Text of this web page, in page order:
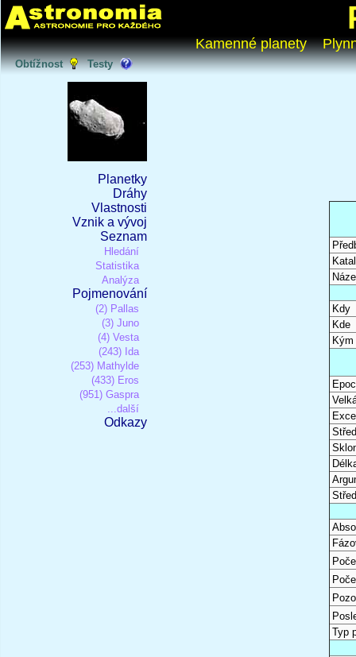
Kamenné planety
Obtížnost Testy
Planetky
Dráhy
Vlastnosti
Vznik a vývoj
Seznam
Hledání
Statistika
Analýza
Pojmenování
(2) Pallas
(3) Juno
(4) Vesta
(243) Ida
(253) Mathylde
(433) Eros
(951) Gaspra
...další
Odkazy
Kdy
Kde
Kým
Typ